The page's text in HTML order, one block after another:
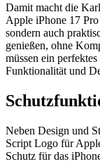
Damit macht die
Apple iPhone 17
sondern auch
genießen, ohne
müssen ein perfektes
Funktionalität und
Neben Design und
Script Logo für
Schutz für das